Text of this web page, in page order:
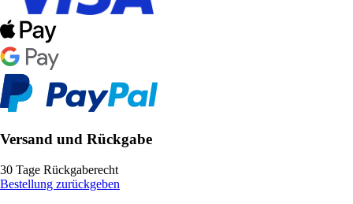
Versand und Rückgabe
30 Tage Rückgaberecht
Bestellung zurückgeben